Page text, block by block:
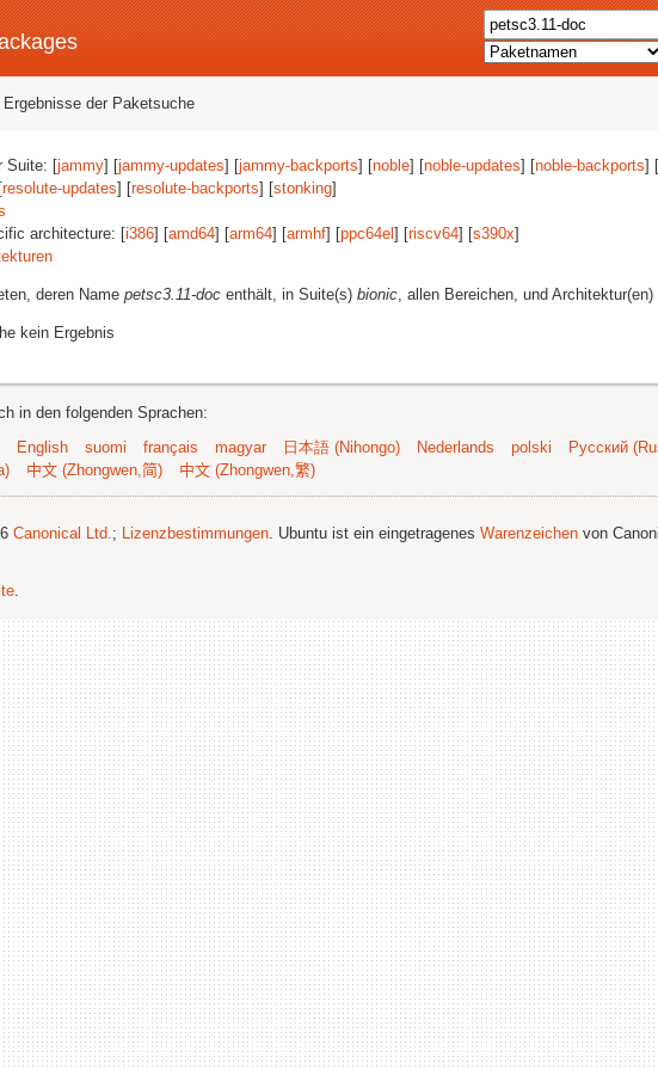
Ergebnisse der Paketsuche
Suite: [jammy] [jammy-updates] [jammy-backports] [noble] [noble-updates] [noble-backports] [
resolute-updates] [resolute-backports] [stonking]
architecture: [i386] [amd64] [arm64] [armhf] [ppc64el ] [riscv64] [s390x]
deren Name petsc3.11-doc enthält, in Suite(s) bionic, allen Bereichen, und Architektur(en)
kein Ergebnis
in den folgenden Sprachen:
English suomi français magyar 日本語 (Nihongo) Nederlands polski Русский
中文 (Zhongwen,简) 中文 (Zhongwen,繁)
Canonical Ltd.; Lizenzbestimmungen. Ubuntu ist ein eingetragenes Warenzeichen von
.